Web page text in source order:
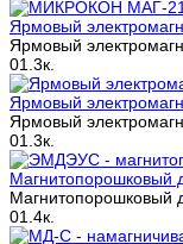
Ярмовый
Ярмовый
01.3к.
Ярмовый
Ярмовый
01.3к.
01.4к.